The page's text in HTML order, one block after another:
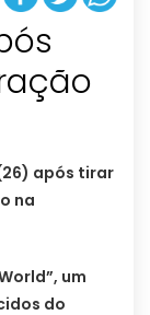
após tirar
na
um
do